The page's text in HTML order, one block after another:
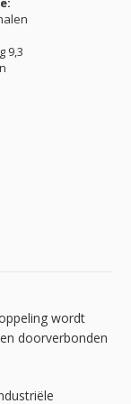
9,3
wordt
doorverbonden